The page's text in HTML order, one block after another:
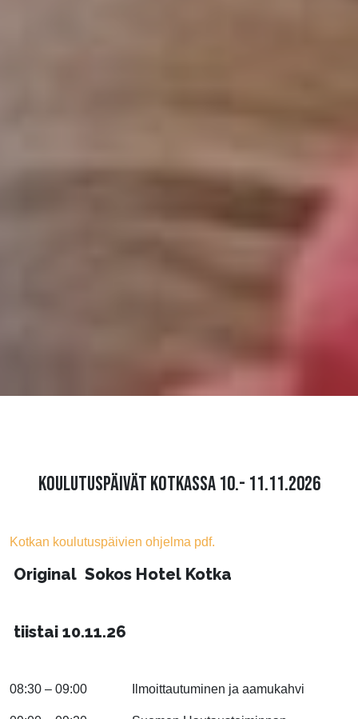
KOULUTUSPÄIVÄT KOTKASSA 10.- 11.11.2026
Kotkan koulutuspäivien ohjelma pdf.
Original Sokos Hotel Kotka
tiistai 10.11.26
08:30 – 09:00 Ilmoittautuminen ja aamukahvi